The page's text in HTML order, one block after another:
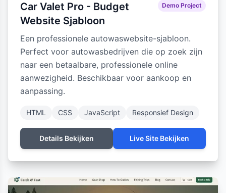
Car Valet Pro - Budget
Website Sjabloon
Demo Project
Een professionele autowaswebsite-sjabloon.
Perfect voor autowasbedrijven die op zoek zijn
naar een betaalbare, professionele online
aanwezigheid. Beschikbaar voor aankoop en
aanpassing.
HTML CSS JavaScript Responsief Design
Details Bekijken Live Site Bekijken